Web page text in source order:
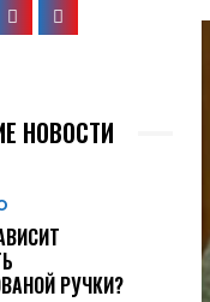
НОВОСТИ
РУЧКИ?